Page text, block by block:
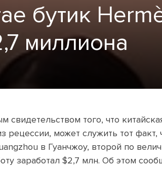
бутик
миллиона
свидетельством того, что
рецессии, может служить тот факт,
в Гуанчжоу, второй по
заработал $2,7 млн. Об этом